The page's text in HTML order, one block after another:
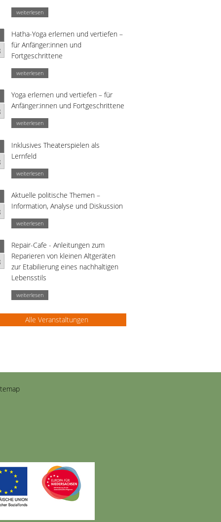
weiterlesen
Hatha-Yoga erlernen und vertiefen –
für Anfänger:innen und
Fortgeschrittene
weiterlesen
Yoga erlernen und vertiefen – für
Anfänger:innen und Fortgeschrittene
weiterlesen
Inklusives Theaterspielen als
Lernfeld
weiterlesen
Aktuelle politische Themen –
Information, Analyse und Diskussion
weiterlesen
Repair-Cafe - Anleitungen zum
Reparieren von kleinen Altgeräten
zur Etabilierung eines nachhaltigen
Lebensstils
weiterlesen
Alle Veranstaltungen